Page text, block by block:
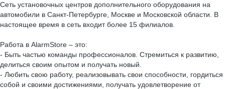
Сеть установочных центров дополнительного оборудования на
автомобили в Санкт-Петербурге, Москве и Московской области. В
настоящее время в сеть входит более 15 филиалов.
Работа в AlarmStore – это:
- Быть частью команды профессионалов. Стремиться к развитию,
делиться своим опытом и получать новый.
- Любить свою работу, реализовывать свои способности, гордиться
собой и своими достижениями, получать удовлетворение от